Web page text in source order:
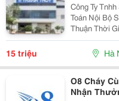
Công Ty Tnhh
Toán Nội Bộ Số Lượng: 01 Người Mức Lương: Thỏa
Thuận Thời Gian Làm Việc: Theo Giờ Hành Chính Từ
Thứ 2 Đến Thứ 7. Nội Dung Công Việc: -
Mua Bán,
15 triệu Hà
O8 Cháy
Nhận